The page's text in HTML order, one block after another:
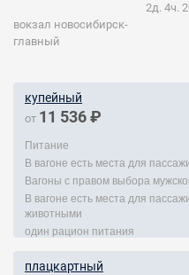
вокзал новосибирск-
главный
2д. 4ч.
купейный
от 11 536 ₽
Питание
В вагоне есть места для
Вагоны с правом выбора
В вагоне есть места для
животными
один рацион питания
плацкартный